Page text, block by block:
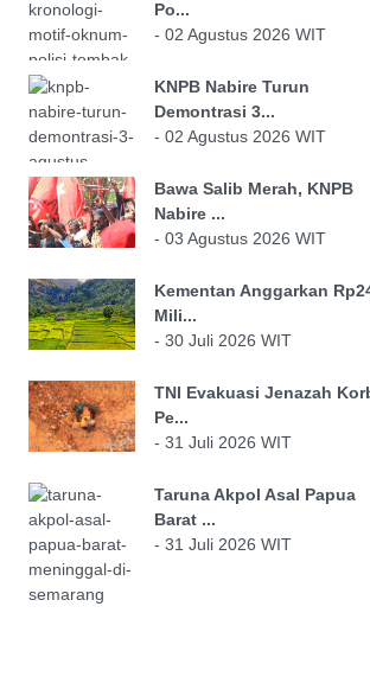
Po...
- 02 Agustus 2026 WIT
KNPB Nabire Turun
Demontrasi 3...
- 02 Agustus 2026 WIT
Bawa Salib Merah, KNPB
Nabire ...
- 03 Agustus 2026 WIT
Kementan Anggarkan
Mili...
- 30 Juli 2026 WIT
TNI Evakuasi Jenazah
Pe...
- 31 Juli 2026 WIT
Taruna Akpol Asal Papua
Barat ...
- 31 Juli 2026 WIT